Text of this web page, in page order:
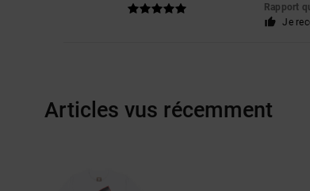
Rapport
Je
Articles vus récemment